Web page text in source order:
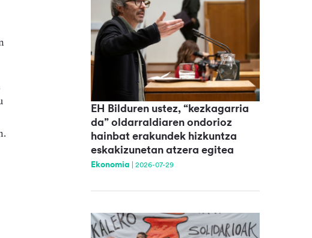
EH Bilduren ustez, “kezkagarria
da” oldarraldiaren ondorioz
hainbat erakundek hizkuntza
eskakizunetan atzera egitea
Ekonomia 2026-07-29